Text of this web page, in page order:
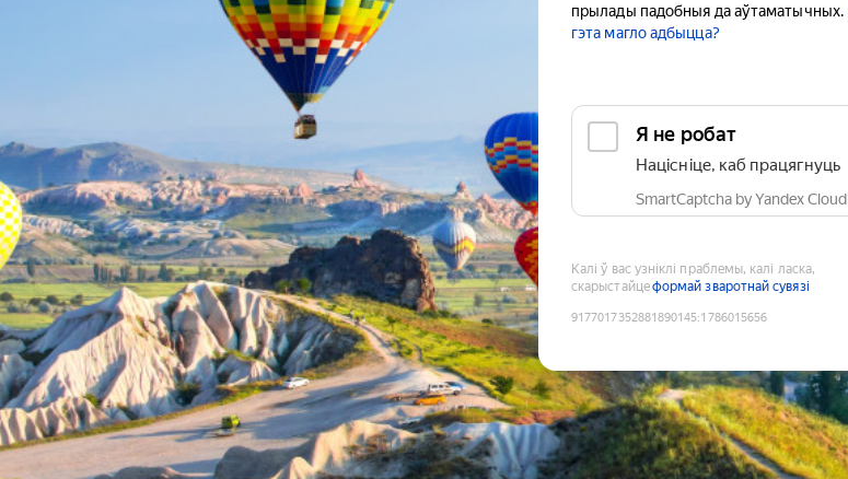
прылады падобныя да аўтаматычных.
гэта магло адбыцца?
Я не робат
Націсніце, каб працягнуць
SmartCaptcha by Yandex Cloud
Калі ў вас узніклі праблемы, калі ласка,
скарыстайцеформай зваротнай сувязі
9177017352881890145:1786015656